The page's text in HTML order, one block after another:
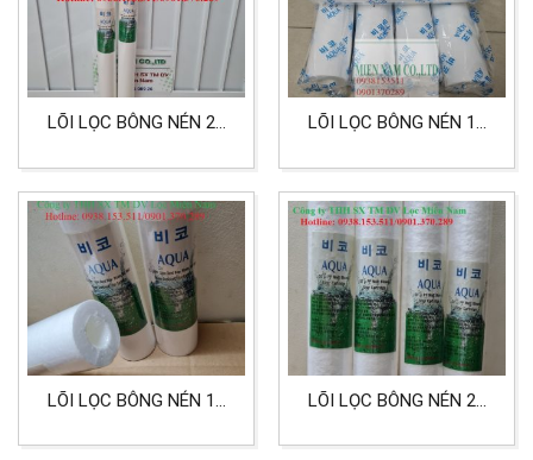
LÕI LỌC BÔNG NÉN 20
NƯỚC, THỰC PHẨM
LÕI LỌC BÔNG NÉN 10
AQUA LỌC SƠN
LÕI LỌC BÔNG NÉN 10
LÕI LỌC BÔNG NÉN 20
CHO LỌC NƯỚC